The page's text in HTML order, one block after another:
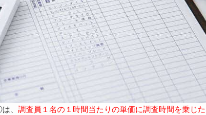
、 調査員１名の１時間当たりの単価に調査時間を乗じた